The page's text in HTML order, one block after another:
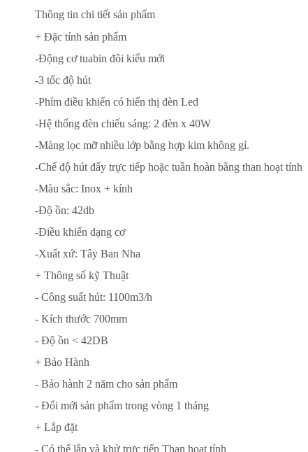
Thông tin chi tiết sản phẩm
+ Đặc tính sản phẩm
-Động cơ tuabin đôi kiểu mới
-3 tốc độ hút
-Phím điều khiển có hiển thị đèn Led
-Hệ thống đèn chiếu sáng: 2 đèn x 40W
-Màng lọc mỡ nhiều lớp bằng hợp kim không gỉ.
-Chế độ hút đẩy trực tiếp hoặc tuần hoàn bằng than hoạt tính
-Màu sắc: Inox + kính
-Độ ồn: 42db
-Điều khiển dạng cơ
-Xuất xứ: Tây Ban Nha
+ Thông số kỹ Thuật
- Công suất hút: 1100m3/h
- Kích thước 700mm
- Độ ồn < 42DB
+ Bảo Hành
- Bảo hành 2 năm cho sản phẩm
- Đổi mới sản phẩm trong vòng 1 tháng
+ Lắp đặt
- Có thể lắp và khử trực tiếp Than hoạt tính